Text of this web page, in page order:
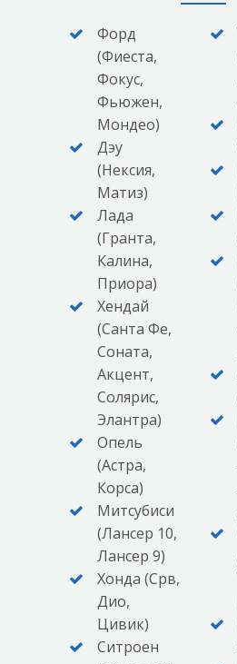
Форд
(Фиеста,
Фокус,
Фьюжен,
Мондео)
Дэу
(Нексия,
Матиз)
Лада
(Гранта,
Калина,
Приора)
Хендай
(Санта Фе,
Соната,
Акцент,
Солярис,
Элантра)
Опель
(Астра,
Корса)
Митсубиси
(Лансер 10,
Лансер 9)
Хонда (Срв,
Дио,
Цивик)
Ситроен